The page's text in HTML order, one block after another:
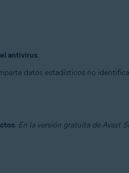
antivirus.
datos estadísticos no
. En la versión gratuita de Avast